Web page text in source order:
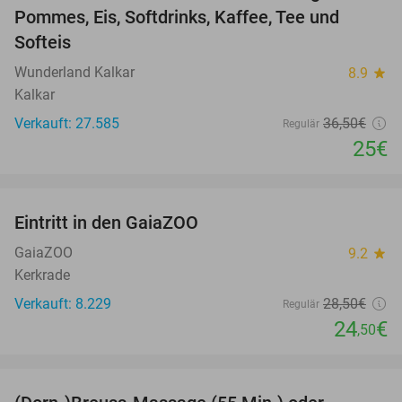
Pommes, Eis, Softdrinks, Kaffee, Tee und
Softeis
Wunderland Kalkar 8.9 star
Kalkar
Verkauft: 27.585
Regulär 36,50€
25€
Eintritt in den GaiaZOO
GaiaZOO 9.2 star
Kerkrade
Verkauft: 8.229
Regulär 28,50€
24,50€